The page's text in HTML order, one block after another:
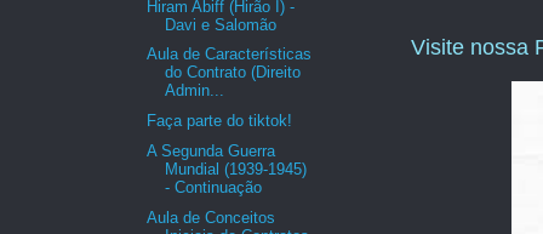
r
Visite nossa
Hiram Abiff (Hirão I) -
Davi e Salomão
Aula de Características
do Contrato (Direito
Admin...
Faça parte do tiktok!
A Segunda Guerra
Mundial (1939-1945)
- Continuação
Aula de Conceitos